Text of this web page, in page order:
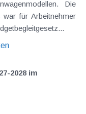
Die
war für Arbeitnehmer
2028 im